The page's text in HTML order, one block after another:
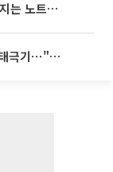
맥북 품은 삼성에 ‘중국산’ 맹추격⋯커지는 노트북 OLED 시장
서경덕 교수, 김희철도 분노한 거꾸로 태극기⋯"엉터리는 아냐, 아쉬울 뿐"